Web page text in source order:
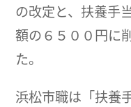
の改定と、扶養手
額の６５００円に
た。
浜松市職は「扶養